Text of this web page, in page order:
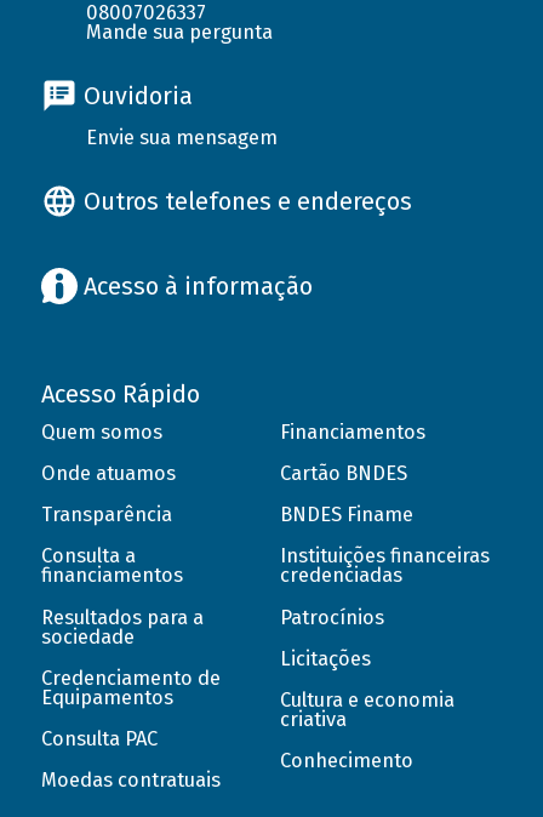
08007026337
Mande sua pergunta
Ouvidoria
Envie sua mensagem
Outros telefones e endereços
Acesso à informação
Acesso Rápido
Quem somos
Onde atuamos
Transparência
Consulta a
financiamentos
Resultados para a
sociedade
Credenciamento de
Equipamentos
Consulta PAC
Moedas contratuais
Financiamentos
Cartão BNDES
BNDES Finame
Instituições financeiras
credenciadas
Patrocínios
Licitações
Cultura e economia
criativa
Conhecimento